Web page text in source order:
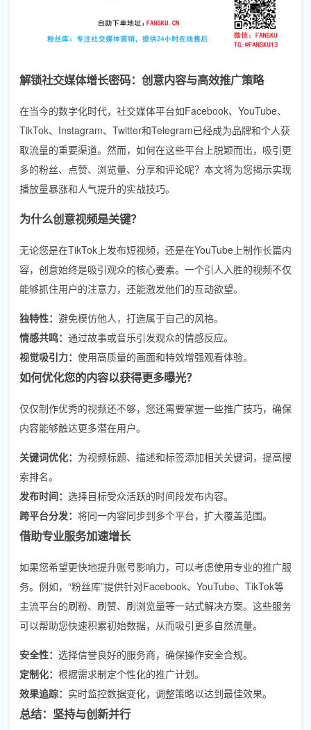
解锁社交媒体增长密码：创意内容与高效推广策略
在当今的数字化时代，社交媒体平台如Facebook、YouTube、
TikTok、Instagram、Twitter和Telegram已经成为品牌和个人获
取流量的重要渠道。然而，如何在这些平台上脱颖而出，吸引更
多的粉丝、点赞、浏览量、分享和评论呢？本文将为您揭示实现
播放量暴涨和人气提升的实战技巧。
为什么创意视频是关键？
无论您是在TikTok上发布短视频，还是在YouTube上制作长篇内
容，创意始终是吸引观众的核心要素。一个引人入胜的视频不仅
能够抓住用户的注意力，还能激发他们的互动欲望。
独特性： 避免模仿他人，打造属于自己的风格。
情感共鸣： 通过故事或音乐引发观众的情感反应。
视觉吸引力： 使用高质量的画面和特效增强观看体验。
如何优化您的内容以获得更多曝光？
仅仅制作优秀的视频还不够，您还需要掌握一些推广技巧，确保
内容能够触达更多潜在用户。
关键词优化： 为视频标题、描述和标签添加相关关键词，提高搜
索排名。
发布时间： 选择目标受众活跃的时间段发布内容。
跨平台分发： 将同一内容同步到多个平台，扩大覆盖范围。
借助专业服务加速增长
如果您希望更快地提升账号影响力，可以考虑使用专业的推广服
务。例如，“粉丝库”提供针对Facebook、YouTube、TikTok等
主流平台的刷粉、刷赞、刷浏览量等一站式解决方案。这些服务
可以帮助您快速积累初始数据，从而吸引更多自然流量。
安全性： 选择信誉良好的服务商，确保操作安全合规。
定制化： 根据需求制定个性化的推广计划。
效果追踪： 实时监控数据变化，调整策略以达到最佳效果。
总结：坚持与创新并行